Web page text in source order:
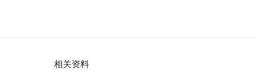
相关资料